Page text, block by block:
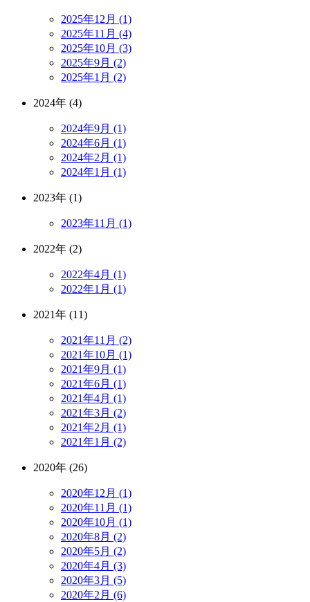
2025年12月 (1)
2025年11月 (4)
2025年10月 (3)
2025年9月 (2)
2025年1月 (2)
2024年 (4)
2024年9月 (1)
2024年6月 (1)
2024年2月 (1)
2024年1月 (1)
2023年 (1)
2023年11月 (1)
2022年 (2)
2022年4月 (1)
2022年1月 (1)
2021年 (11)
2021年11月 (2)
2021年10月 (1)
2021年9月 (1)
2021年6月 (1)
2021年4月 (1)
2021年3月 (2)
2021年2月 (1)
2021年1月 (2)
2020年 (26)
2020年12月 (1)
2020年11月 (1)
2020年10月 (1)
2020年8月 (2)
2020年5月 (2)
2020年4月 (3)
2020年3月 (5)
2020年2月 (6)